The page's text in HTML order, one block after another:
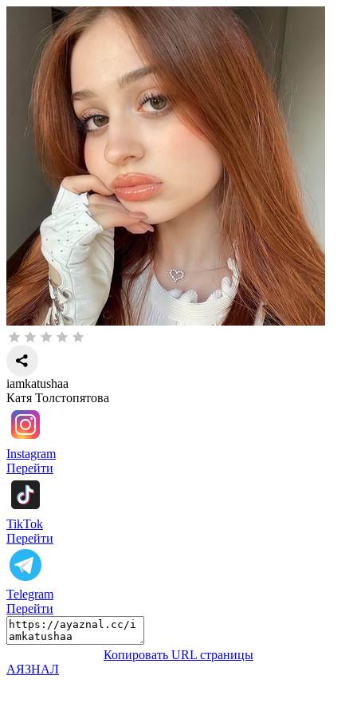
iamkatushaa
Катя Толстопятова
Instagram
Перейти
TikTok
Перейти
Telegram
Перейти
Копировать URL страницы
АЯЗНАЛ